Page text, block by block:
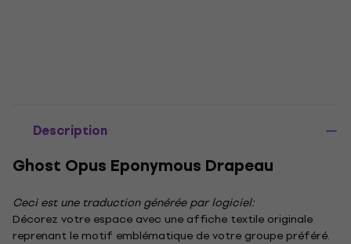
Description
Ghost Opus Eponymous Drapeau
Ceci est une traduction générée par logiciel:
Décorez votre espace avec une affiche textile originale
reprenant le motif emblématique de votre groupe préféré.